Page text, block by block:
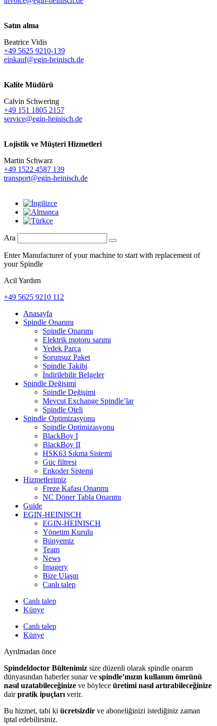
Satın alma
Beatrice Vidis
+49 5625 9210-139
einkauf@egin-heinisch.de
Kalite Müdürü
Calvin Schwering
+49 151 1805 2157
service@egin-heinisch.de
Lojistik ve Müşteri Hizmetleri
Martin Schwarz
+49 1522 4587 139
transport@egin-heinisch.de
Ara
Enter Manufacturer of your machine to start with replacement of
your Spindle
Acil Yardım
+49 5625 9210 112
Anasayfa
Spindle Onarımı
Spindle Onarımı
Elektrik motoru sarımı
Yedek Parça
Sorunsuz Paket
Spindle Takibi
İndirilebilir Belgeler
Spindle Değişimi
Spindle Değişimi
Mevcut Exchange Spindle’lar
Spindle Oteli
Spindle Optimizasyonu
Spindle Optimizasyonu
BlackBoy I
BlackBoy II
HSK63 Sıkma Sistemi
Güç filtresi
Enkoder Sistemi
Hizmetlerimiz
Freze Kafası Onarımı
NC Döner Tabla Onarımı
Guide
EGIN-HEINISCH
EGIN-HEINISCH
Yönetim Kurulu
Bünyemiz
Team
News
Imagery
Bize Ulaşın
Canlı talep
Canlı talep
Künye
Canlı talep
Künye
Ayrılmadan önce
Spindeldoctor Bültenimiz size düzenli olarak spindle onarım
dünyasından haberler sunar ve spindle’ınızın kullanım ömrünü
nasıl uzatabileceğinize ve böylece üretimi nasıl artırabileceğinize
dairpratik ipuçları verir.
Bu hizmet, tabi ki ücretsizdir ve aboneliğinizi istediğiniz zaman
iptal edebilirsiniz.